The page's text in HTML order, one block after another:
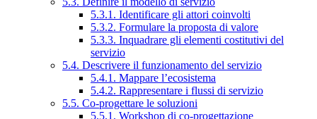
5.3.1. Identificare gli attori coinvolti
5.3.2. Formulare la proposta di valore
5.3.3. Inquadrare gli elementi costitutivi del
servizio
5.4. Descrivere il funzionamento del servizio
5.4.1. Mappare l’ecosistema
5.4.2. Rappresentare i flussi di servizio
5.5. Co-progettare le soluzioni
5.5.1. Workshop di co-progettazione